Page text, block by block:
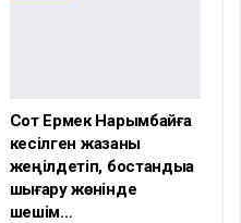
Сот Ермек Нарымбайға
кесілген жазаны
жеңілдетіп, бостандыққа
шығару жөнінде
шешім…